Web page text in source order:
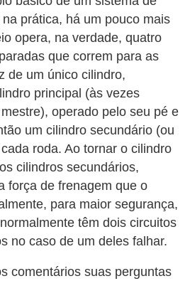
prática, há um pouco mais
opera, na verdade, quatro
que correm para as
de um único cilindro,
principal (às vezes
operado pelo seu pé e
um cilindro secundário (ou
roda. Ao tornar o cilindro
cilindros secundários,
força de frenagem que o
para maior segurança,
têm dois circuitos
no caso de um deles falhar.
comentários suas perguntas